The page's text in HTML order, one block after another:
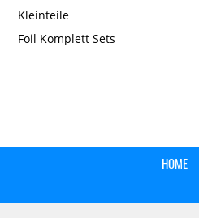
Kleinteile
Foil Komplett Sets
HOME